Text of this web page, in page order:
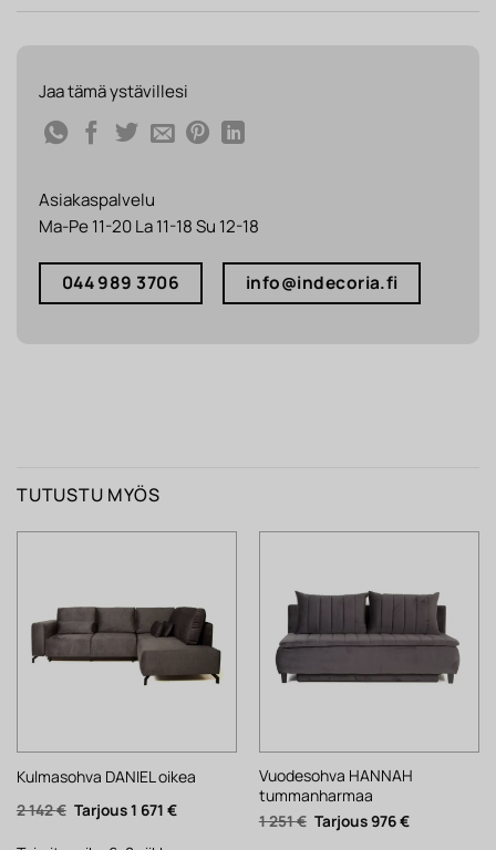
Jaa tämä ystävillesi
Asiakaspalvelu
Ma-Pe 11-20 La 11-18 Su 12-18
044 989 3706 info@indecoria.fi
TUTUSTU MYÖS
Kulmasohva DANIEL oikea
2 142€ Alkuperäinen
hinta
1 671 €Nykyinen
Vuodesohva HANNAH
tummanharmaa
1 251€ Alkuperäinen
hinta
976€Nykyinen